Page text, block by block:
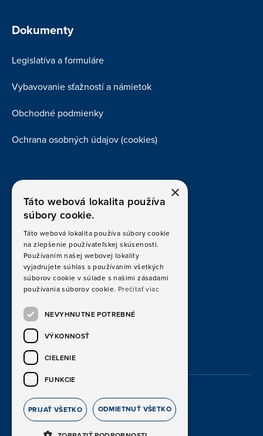
Dokumenty
Legislatíva a formuláre
Vybavovanie sťažností a námietok
Obchodné podmienky
Ochrana osobných údajov (cookies)
Certifikáty a osvedčenia
ISO 9001
ISO/IEC 27001
Politiky kvality
© 2026 IRIS IDENT s.r.o.
×
Táto webová lokalita používa
súbory cookie.
Táto webová lokalita používa súbory cookie
na zlepšenie používateľskej skúsenosti.
Používaním našej webovej lokality
vyjadrujete súhlas s používaním všetkých
súborov cookie v súlade s našimi zásadami
používania súborov cookie. Prečítať viac
NEVYHNUTNE POTREBNÉ
VÝKONNOSŤ
CIELENIE
FUNKCIE
PRIJAŤ VŠETKO ODMIETNUŤ VŠETKO